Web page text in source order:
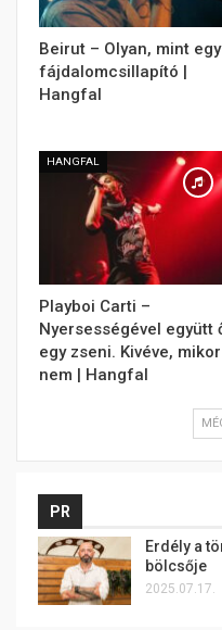
Beirut – Olyan, mint egy
fájdalomcsillapító |
Hangfal
HANGFAL
Playboi Carti –
Nyersességével együtt
egy zseni. Kivéve, mikor
nem | Hangfal
PR
Erdély a
bölcsője
2025.07.17.